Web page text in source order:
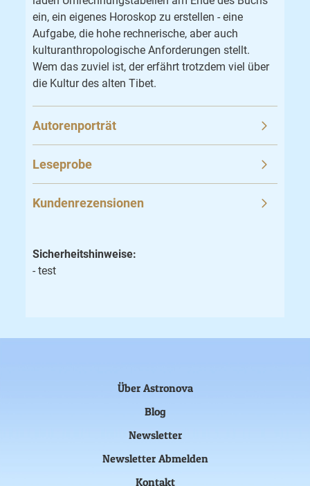
ein, ein eigenes Horoskop zu erstellen - eine
Aufgabe, die hohe rechnerische, aber auch
kulturanthropologische Anforderungen stellt.
Wem das zuviel ist, der erfährt trotzdem viel über
die Kultur des alten Tibet.
Autorenporträt
Leseprobe
Kundenrezensionen
Sicherheitshinweise:
- test
Über Astronova
Blog
Newsletter
Newsletter Abmelden
Kontakt